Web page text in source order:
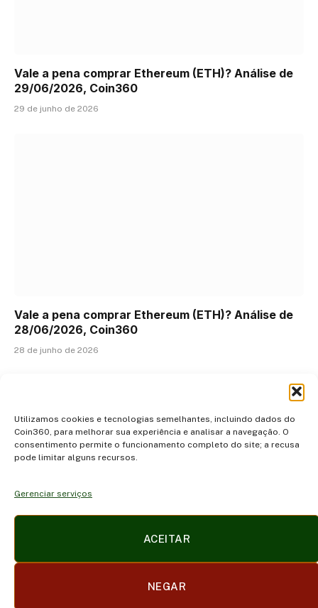
Utilizamos cookies e tecnologias semelhantes, incluindo dados do
Coin360, para melhorar sua experiência e analisar a navegação. O
consentimento permite o funcionamento completo do site; a recusa
pode limitar alguns recursos.
Gerenciar serviços
ACEITAR
NEGAR
Vale a pena comprar Ethereum (ETH)? Análise de
29/06/2026, Coin360
29 de junho de 2026
Vale a pena comprar Ethereum (ETH)? Análise de
28/06/2026, Coin360
28 de junho de 2026
(Twitter)
CONTATO TERMOS DE USO